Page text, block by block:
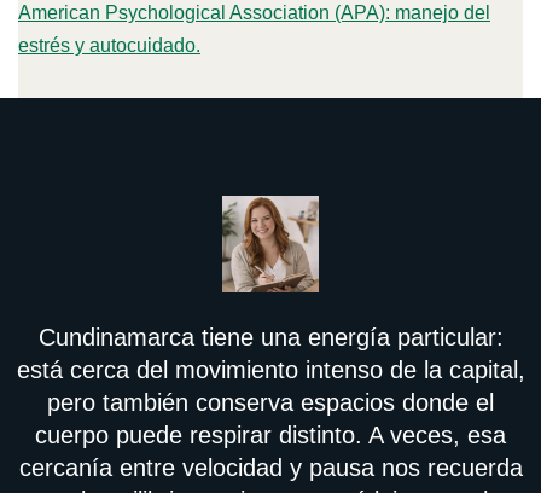
American Psychological Association (APA): manejo del
estrés y autocuidado.
Cundinamarca tiene una energía particular:
está cerca del movimiento intenso de la capital,
pero también conserva espacios donde el
cuerpo puede respirar distinto. A veces, esa
cercanía entre velocidad y pausa nos recuerda